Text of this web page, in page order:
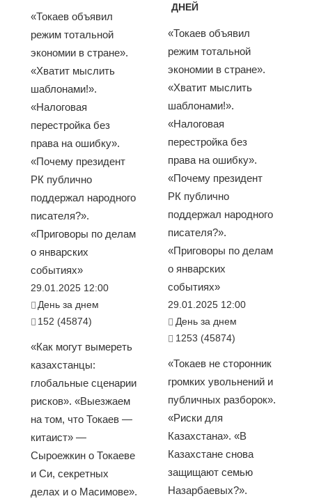
«Токаев объявил
режим тотальной
экономии в стране».
«Хватит мыслить
шаблонами!».
«Налоговая
перестройка без
права на ошибку».
«Почему президент
РК публично
поддержал народного
писателя?».
«Приговоры по делам
о январских
событиях»
29.01.2025 12:00
День за днем
152 (45874)
«Как могут вымереть
казахстанцы:
глобальные сценарии
рисков». «Выезжаем
на том, что Токаев —
китаист» —
Сыроежкин о Токаеве
и Си, секретных
делах и о Масимове».
ДНЕЙ
«Токаев объявил
режим тотальной
экономии в стране».
«Хватит мыслить
шаблонами!».
«Налоговая
перестройка без
права на ошибку».
«Почему президент
РК публично
поддержал народного
писателя?».
«Приговоры по делам
о январских
событиях»
29.01.2025 12:00
День за днем
1253 (45874)
«Токаев не сторонник
громких увольнений и
публичных разборок».
«Риски для
Казахстана». «В
Казахстане снова
защищают семью
Назарбаевых?».